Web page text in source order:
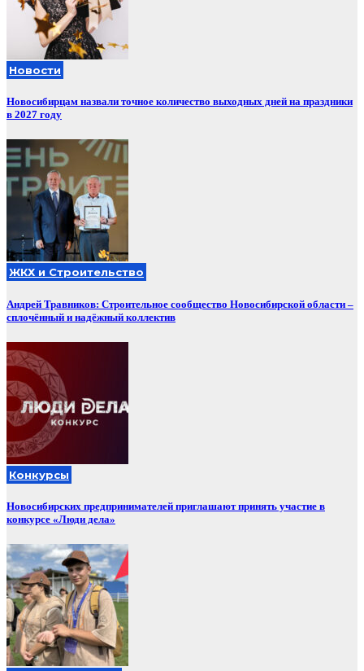
Новости
Новосибирцам назвали точное количество выходных дней на праздники
в 2027 году
ЖКХ и Строительство
Андрей Травников: Строительное сообщество Новосибирской области –
сплочённый и надёжный коллектив
Конкурсы
Новосибирских предпринимателей приглашают принять участие в
конкурсе «Люди дела»